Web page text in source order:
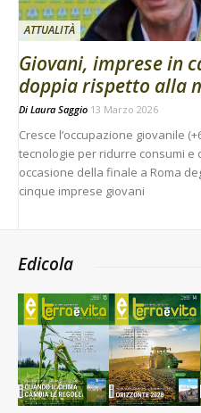
ATTUALITÀ
Giovani, imprese in
doppia rispetto alla
Di Laura Saggio 13 Marzo 2026
Cresce l’occupazione giovanile
tecnologie per ridurre consumi e
occasione della finale a Roma
cinque imprese giovani
Edicola